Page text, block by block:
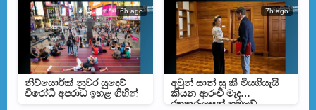
6h ago
නිව්යොර්ක් නුවර යුදෙව්
විරෝධී අපරාධ ඉහළ ගිහින්
7h ago
අවුන් සාන් සූ කී මියගියැයි
කියන ආරංචි මැද
රතුකුරුසෙන් හමුවේ